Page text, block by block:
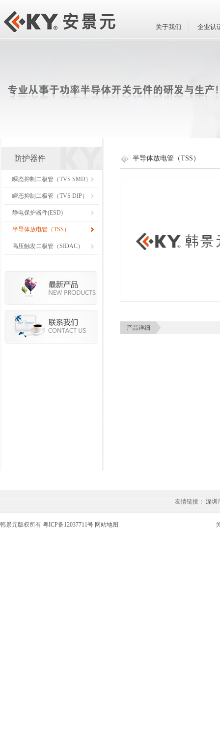
关于我们 企业认
防护器件
瞬态抑制二极管（TVS SMD）
瞬态抑制二极管（TVS DIP）
静电保护器件(ESD)
半导体放电管（TSS）
高压触发二极管（SIDAC）
半导体放电管（TSS）
产品详细
友情链接： 深圳
韩景元版权所有 粤ICP备12037711号 网站地图